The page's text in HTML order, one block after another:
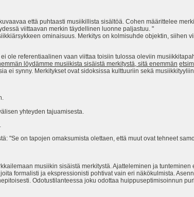
että puhtaasti musiikillista sisältöä. Cohen määrittelee
viittaavan merkin täydellinen luonne paljastuu. "
ominaisuus. Merkitys on kolmisuhde objektin, siihen
ole referentiaalinen vaan viittaa toisiin tulossa oleviin
löydämme musiikista sisäistä merkitystä, sitä enemmän
ei synny. Merkitykset ovat sidoksissa kulttuuriin sekä
yhteyden tajuamisesta.
"Se on tapojen omaksumista olettaen, että muut ovat tehneet
musiikin sisäistä merkitystä. Ajatteleminen ja
formalisti ja ekspressionisti pohtivat vain eri näkökulmista.
Odotustilanteessa joku odottaa huippuseptimisoinnun